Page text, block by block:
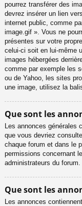
pourrez transférer des
devrez insérer un lien
internet public, comme
image.gif ». Vous ne
présentes sur votre
celui-ci soit en lui-même
images hébergées
comme par exemple les
ou de Yahoo, les sites
une image, utilisez la
Que sont les
Les annonces
que vous devriez
chaque forum et dans le
permissions concernant
administrateurs du forum.
Que sont les
Les annonces